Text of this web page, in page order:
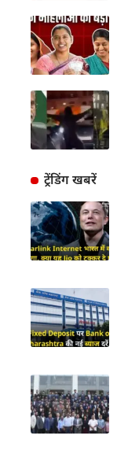
ट्रेंडिंग खबरें